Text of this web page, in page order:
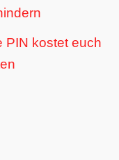
PIN kostet euch